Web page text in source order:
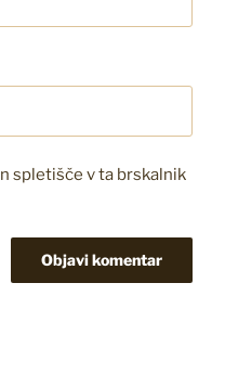
spletišče v ta brskalnik